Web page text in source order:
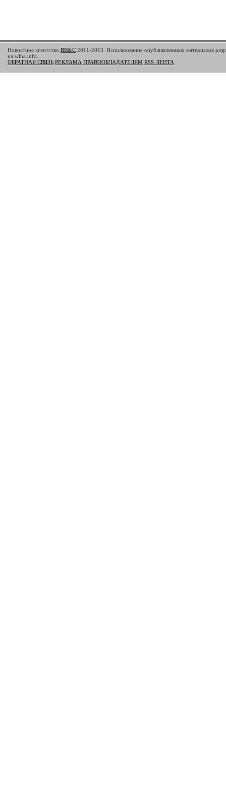
Новостное агентство BB&C 2011-2013. Использование опубликованных материалов
на wlna.info.
ОБРАТНАЯ СВЯЗЬ РЕКЛАМА ПРАВООБЛАДАТЕЛЯМ RSS-ЛЕНТА